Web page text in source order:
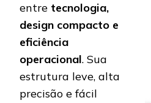
entre tecnologia,
design compacto e
eficiência
operacional. Sua
estrutura leve, alta
precisão e fácil